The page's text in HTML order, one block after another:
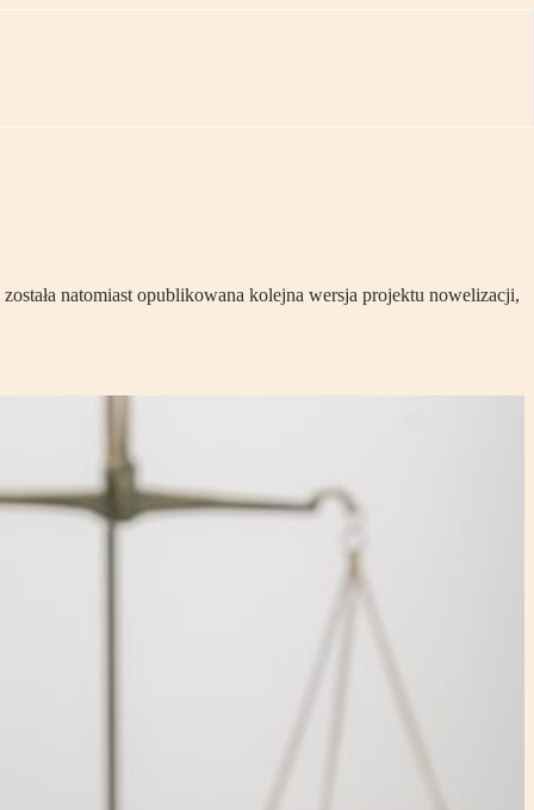
natomiast opublikowana kolejna wersja projektu nowelizacji,